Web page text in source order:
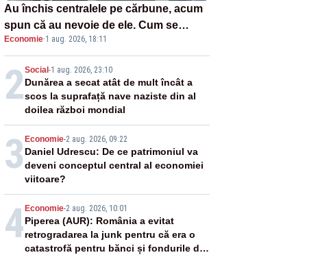
Au închis centralele pe cărbune, acum
spun că au nevoie de ele. Cum se
pasează vina în plină criză energetică
Economie·1 aug. 2026, 18:11
2Social-1 aug. 2026, 23:10
Dunărea a secat atât de mult încât a
scos la suprafață nave naziste din al
doilea război mondial
3 Economie-2 aug. 2026, 09:22
Daniel Udrescu: De ce patrimoniul va
deveni conceptul central al economiei
viitoare?
4Economie-2 aug. 2026, 10:01
Piperea (AUR): România a evitat
retrogradarea la junk pentru că era o
catastrofă pentru bănci și fondurile de